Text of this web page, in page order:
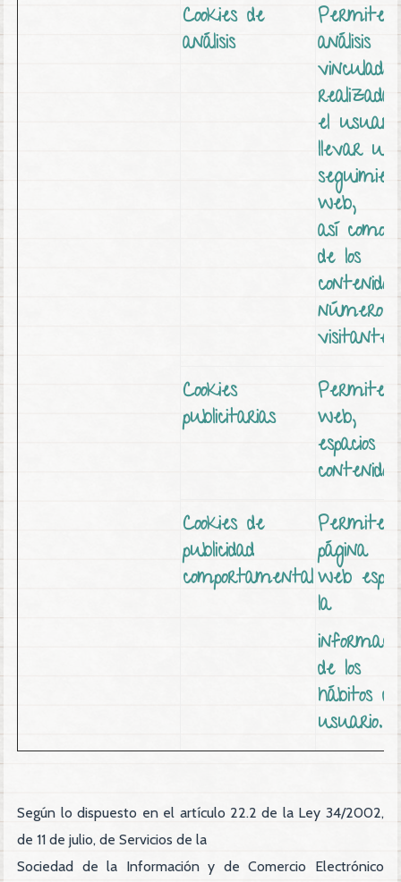
Cookies de
análisis
análisis
realizada
el
llevar un
web,
así como
de los
número
Cookies
publicitarias
web,
espacios
Cookies de
publicidad
comportamental
página
web
la
de los
hábitos
usuario.
Según lo dispuesto en el artículo 22.2 de la Ley 34/2002,
de 11 de julio, de Servicios de la
Sociedad de la Información y de Comercio Electrónico